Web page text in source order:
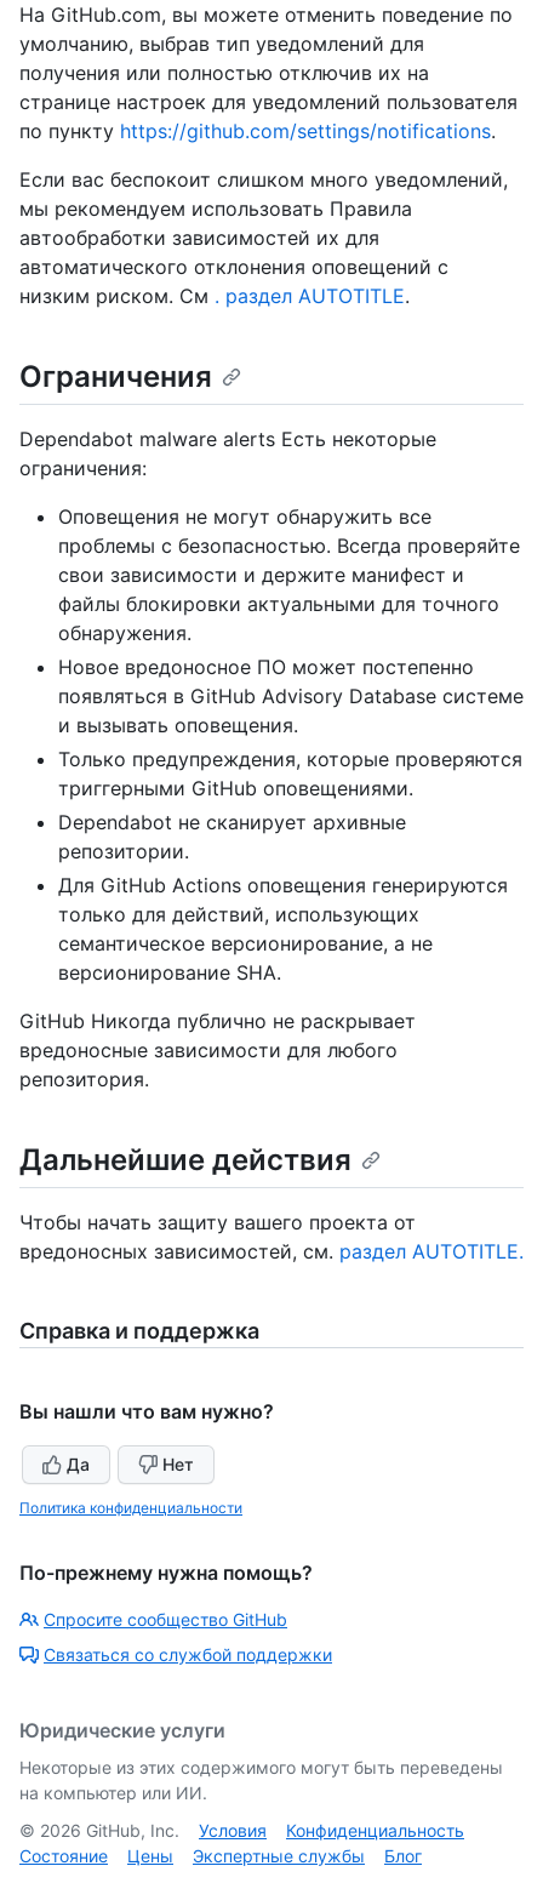
На GitHub.com, вы можете отменить поведение по
умолчанию, выбрав тип уведомлений для
получения или полностью отключив их на
странице настроек для уведомлений пользователя
по пункту https://github.com/settings/notifications.
Если вас беспокоит слишком много уведомлений,
мы рекомендуем использовать Правила
автообработки зависимостей их для
автоматического отклонения оповещений с
низким риском. См . раздел AUTOTITLE.
Ограничения
Dependabot malware alerts Есть некоторые
ограничения:
Оповещения не могут обнаружить все
проблемы с безопасностью. Всегда проверяйте
свои зависимости и держите манифест и
файлы блокировки актуальными для точного
обнаружения.
Новое вредоносное ПО может постепенно
появляться в GitHub Advisory Database системе
и вызывать оповещения.
Только предупреждения, которые проверяются
триггерными GitHub оповещениями.
Dependabot не сканирует архивные
репозитории.
Для GitHub Actions оповещения генерируются
только для действий, использующих
семантическое версионирование, а не
версионирование SHA.
GitHub Никогда публично не раскрывает
вредоносные зависимости для любого
репозитория.
Дальнейшие действия
Чтобы начать защиту вашего проекта от
вредоносных зависимостей, см. раздел AUTOTITLE.
Справка и поддержка
Вы нашли что вам нужно?
Да Нет
Политика конфиденциальности
По-прежнему нужна помощь?
Спросите сообщество GitHub
Связаться со службой поддержки
Юридические услуги
Некоторые из этих содержимого могут быть переведены
на компьютер или ИИ.
© 2026 GitHub, Inc. Условия
Конфиденциальность
Состояние
Цены Экспертные службы Блог